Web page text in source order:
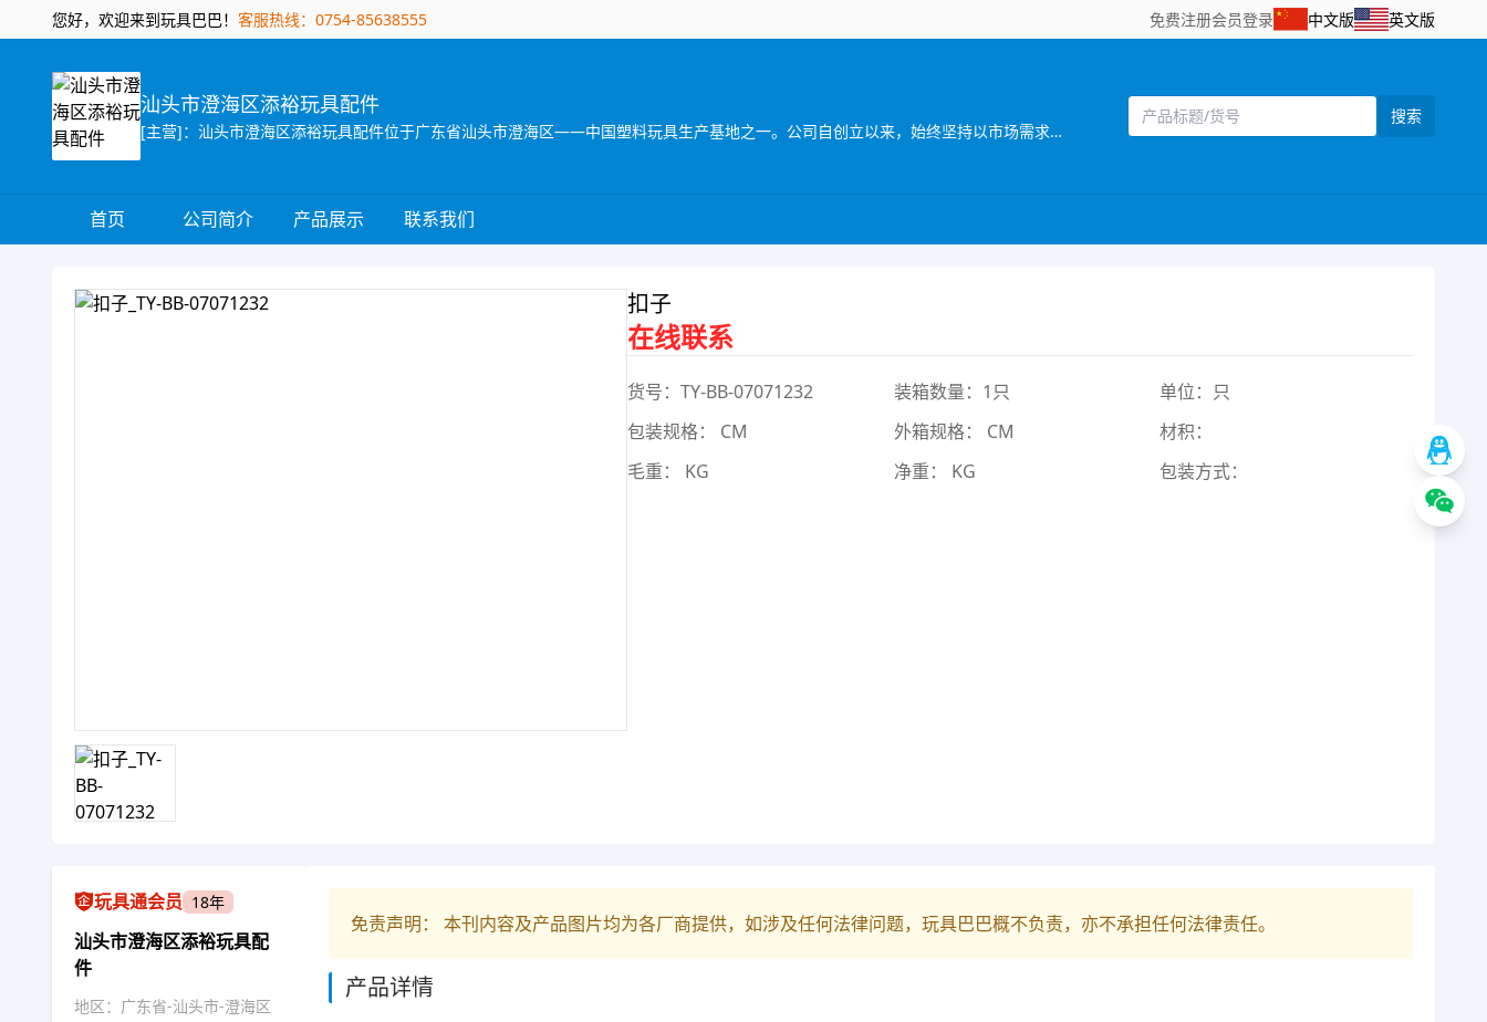
您好，欢迎来到玩具巴巴！ 客服热线：0754-85638555 免费注册会员登录 中文版 英文版
汕头市澄海区添裕玩具配件
[主营]：汕头市澄海区添裕玩具配件位于广东省汕头市澄海区——中国塑料玩具生产基地之一。公司自创立以来，始终坚持以市场需求为主导，以产品质量为企业生命，研发创新以科技含量较高的产品为目标，以设计独特，功能齐全的产品特色，参与市场竞争。同时，公司还拥有一批熟悉玩具产品贸易业务、精通外贸英语的高素质业务人员，配备有电脑网络等现代化办公设施，为贸易全过程提供了优质高效的服务，受到了各地贸易伙伴的高度评价。公司一贯奉行“质量第一，诚信立业”的经营理念，确保产品符合相关的质量标准和客户要求。深受广大客户的信赖和欢迎。公司业务正蒸蒸日上。 公司本着“勇于开拓，不断创新，诚信务实，客户至上，质量第一，追求卓著”的企业理念，严格控制产品质量，不断改进创新，确保产品符合相关质量标准和客户要求，凭借自身优势及准确的市场定位，使产品更具吸引力和趣味性，倍受客户好评。以诚为本、平等合作的经营宗旨，深受各商家，消费者的信任及赞誉。“创造、技术、品质”是本公司面向21世纪的口号。 展望未来，我们正以饱满的热情，昂扬的姿态，积极致力玩具新产品的开发，全面提高企业管理层次，把公司建设成为规模化的现代化科技企业。 汕头市澄海区添裕玩具配件欢迎海内外客商到我网站浏览、查询、订购;欢迎到公司展厅直接选购!“让客户得到最满意的产品”， 竭诚希望与各海内外客户建立长期友好的合作。互惠互利，携手共创辉煌明天!
搜索
首页 公司简介 产品展示 联系我们
扣子
在线联系
货号：TY-BB-07071232 装箱数量：1只
单位：只
包装规格： CM
外箱规格： CM
材积：
毛重： KG
净重： KG 包装方式：
玩具通会员 18年
汕头市澄海区添裕玩具配
件
地区：广东省-汕头市-澄海区
免责声明： 本刊内容及产品图片均为各厂商提供，如涉及任何法律问题，玩具巴巴概不负责，亦不承担任何法律责任。
产品详情